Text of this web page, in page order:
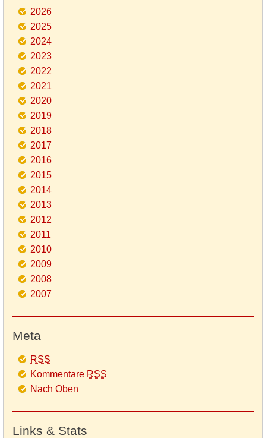
2026
2025
2024
2023
2022
2021
2020
2019
2018
2017
2016
2015
2014
2013
2012
2011
2010
2009
2008
2007
Meta
RSS
Kommentare RSS
Nach Oben
Links & Stats